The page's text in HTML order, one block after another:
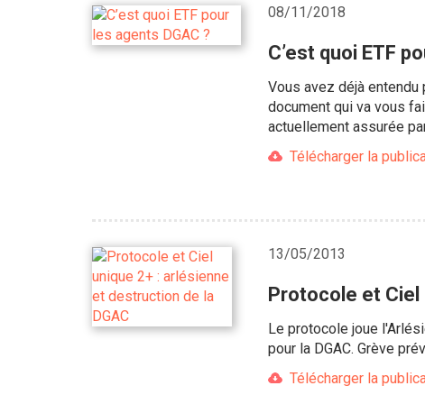
08/11/2018
C’est quoi ETF
Vous avez déjà entendu
document qui va vous
actuellement assurée
Télécharger la
13/05/2013
Protocole et Ciel
Le protocole joue
pour la DGAC. Grève
Télécharger la